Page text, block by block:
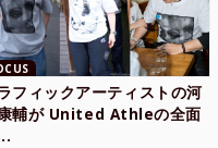
フィックアーティストの河
輔が United Athleの全面